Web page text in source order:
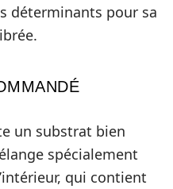
déterminants pour sa
un substrat bien
spécialement
qui contient